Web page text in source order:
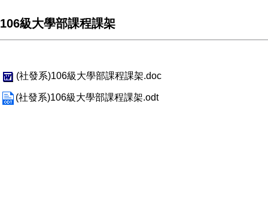
106級大學部課程課架
(社發系)106級大學部課程課架.doc
(社發系)106級大學部課程課架.odt